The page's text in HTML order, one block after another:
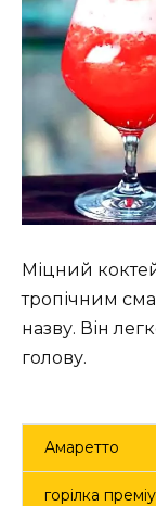
Міцний
тропічним
назву. Він
голову.
Амаретто
горілка